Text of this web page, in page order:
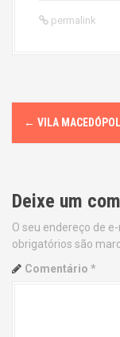
permalink
P
o
t
n
a
← VILA
Deixe um
O seu endereço de
obrigatórios são
Comentário *